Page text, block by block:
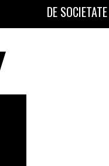
DE SOCIETATE